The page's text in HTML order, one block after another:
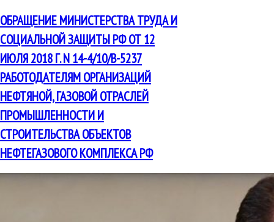
ОБРАЩЕНИЕ МИНИСТЕРСТВА ТРУДА И
СОЦИАЛЬНОЙ ЗАЩИТЫ РФ ОТ 12
ИЮЛЯ 2018 Г. N 14-4/10/В-5237
РАБОТОДАТЕЛЯМ ОРГАНИЗАЦИЙ
НЕФТЯНОЙ, ГАЗОВОЙ ОТРАСЛЕЙ
ПРОМЫШЛЕННОСТИ И
СТРОИТЕЛЬСТВА ОБЪЕКТОВ
НЕФТЕГАЗОВОГО КОМПЛЕКСА РФ